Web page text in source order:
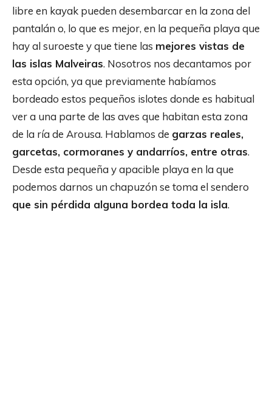
libre en kayak pueden desembarcar en la zona del
pantalán o, lo que es mejor, en la pequeña playa que
hay al suroeste y que tiene las mejores vistas de
las islas Malveiras. Nosotros nos decantamos por
esta opción, ya que previamente habíamos
bordeado estos pequeños islotes donde es habitual
ver a una parte de las aves que habitan esta zona
de la ría de Arousa. Hablamos de garzas reales,
garcetas, cormoranes y andarríos, entre otras.
Desde esta pequeña y apacible playa en la que
podemos darnos un chapuzón se toma el sendero
que sin pérdida alguna bordea toda la isla.